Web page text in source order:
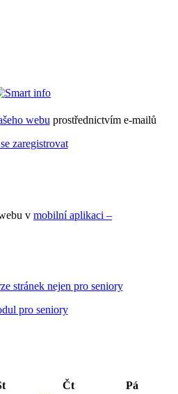
webu prostřednictvím e-mailů
zaregistrovat
v mobilní aplikaci –
stránek nejen pro seniory
Čt Pá